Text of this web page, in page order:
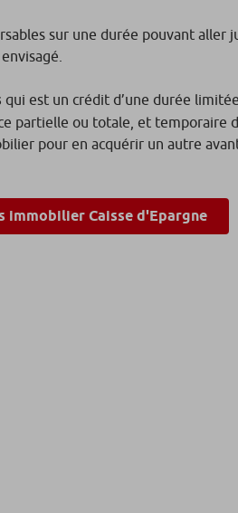
sur une durée pouvant aller
qui est un crédit d’une durée
partielle ou totale, et temporaire
pour en acquérir un autre
immobilier Caisse d'Epargne